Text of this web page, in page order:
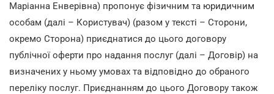
Маріанна Енверівна) пропонує фізичним та юридичним
особам (далі – Користувач) (разом у тексті – Сторони,
окремо Сторона) приєднатися до цього договору
публічної оферти про надання послуг (далі – Договір) на
визначених у ньому умовах та відповідно до обраного
переліку послуг. Приєднанням до цього Договору також